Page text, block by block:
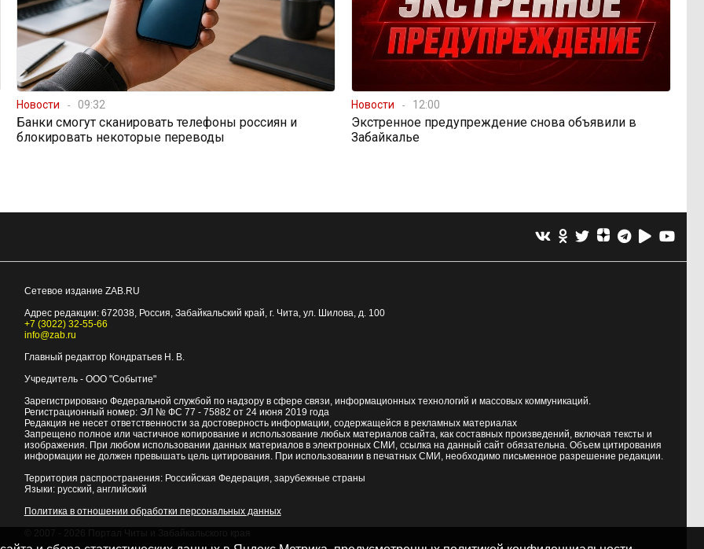
Новости 09:32
Банки смогут сканировать телефоны россиян и
блокировать некоторые переводы
Новости 12:00
Экстренное предупреждение снова объявили в
Забайкалье
Сетевое издание ZAB.RU
Адрес редакции: 672038, Россия, Забайкальский край, г. Чита, ул. Шилова, д. 100
+7 (3022) 32-55-66
info@zab.ru
Главный редактор Кондратьев Н. В.
Учредитель - ООО "Событие"
Зарегистрировано Федеральной службой по надзору в сфере связи, информационных технологий и массовых коммуникаций.
Регистрационный номер: ЭЛ № ФС 77 - 75882 от 24 июня 2019 года
Редакция не несет ответственности за достоверность информации, содержащейся в рекламных материалах
Запрещено полное или частичное копирование и использование любых материалов сайта, как составных произведений, включая тексты и
изображения. При любом использовании данных материалов в электронных СМИ, ссылка на данный сайт обязательна. Объем цитирования
информации не должен превышать цель цитирования. При использовании в печатных СМИ, необходимо письменное разрешение редакции.
Территория распространения: Российская Федерация, зарубежные страны
Языки: русский, английский
Политика в отношении обработки персональных данных